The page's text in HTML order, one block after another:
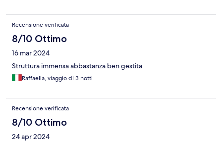
Recensione verificata
8/10 Ottimo
16 mar 2024
Struttura immensa abbastanza ben gestita
Raffaella, viaggio di 3 notti
Recensione verificata
8/10 Ottimo
24 apr 2024